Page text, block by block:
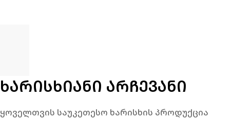
ᲮᲐᲠᲘᲡᲮᲘᲐᲜᲘ ᲐᲠᲩᲔᲕᲐᲜᲘ
ყოველთვის საუკეთესო ხარისხის პროდუქცია